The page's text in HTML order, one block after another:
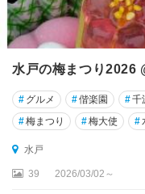
水戸の梅まつり2026
# グルメ #偕楽園 #千
#梅まつり #梅大使 #
水戸
39 2026/03/02～